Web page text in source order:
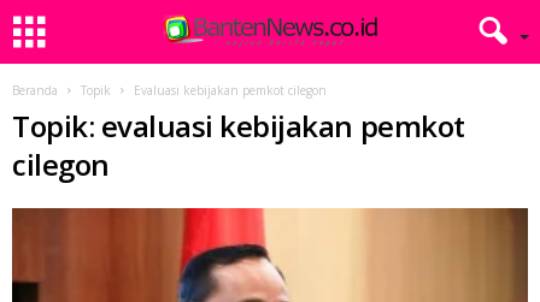
Beranda Topik Evaluasi kebijakan pemkot cilegon
Topik: evaluasi kebijakan pemkot
cilegon